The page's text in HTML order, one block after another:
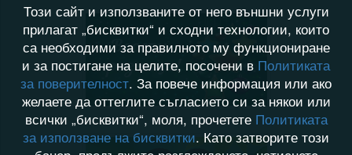
Този сайт и използваните от него външни услуги
прилагат „бисквитки“ и сходни технологии, които
са необходими за правилното му функциониране
и за постигане на целите, посочени в Политиката
за поверителност. За повече информация или ако
желаете да оттеглите съгласието си за някои или
всички „бисквитки“, моля, прочетете Политиката
за използване на бисквитки. Като затворите този